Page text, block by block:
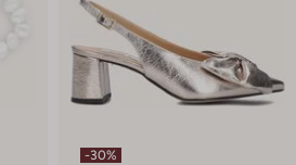
-30%